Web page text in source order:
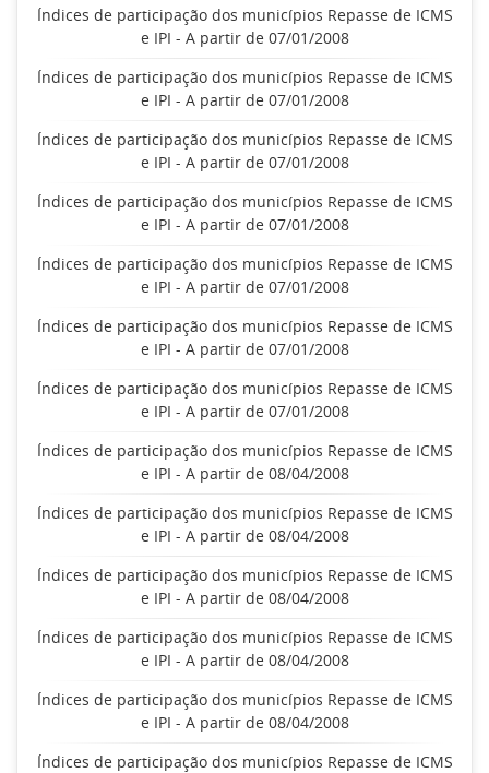
Índices de participação dos municípios Repasse de ICMS
e IPI - A partir de 07/01/2008
Índices de participação dos municípios Repasse de ICMS
e IPI - A partir de 07/01/2008
Índices de participação dos municípios Repasse de ICMS
e IPI - A partir de 07/01/2008
Índices de participação dos municípios Repasse de ICMS
e IPI - A partir de 07/01/2008
Índices de participação dos municípios Repasse de ICMS
e IPI - A partir de 07/01/2008
Índices de participação dos municípios Repasse de ICMS
e IPI - A partir de 07/01/2008
Índices de participação dos municípios Repasse de ICMS
e IPI - A partir de 07/01/2008
Índices de participação dos municípios Repasse de ICMS
e IPI - A partir de 08/04/2008
Índices de participação dos municípios Repasse de ICMS
e IPI - A partir de 08/04/2008
Índices de participação dos municípios Repasse de ICMS
e IPI - A partir de 08/04/2008
Índices de participação dos municípios Repasse de ICMS
e IPI - A partir de 08/04/2008
Índices de participação dos municípios Repasse de ICMS
e IPI - A partir de 08/04/2008
Índices de participação dos municípios Repasse de ICMS